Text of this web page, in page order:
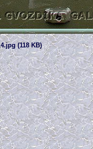
(118 KB)